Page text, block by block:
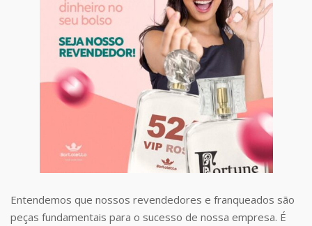
Entendemos que nossos revendedores e franqueados são
peças fundamentais para o sucesso de nossa empresa. É